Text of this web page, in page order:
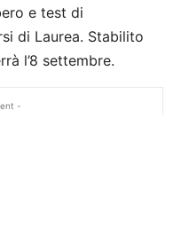
e test di
di Laurea. Stabilito
l’8 settembre.
-